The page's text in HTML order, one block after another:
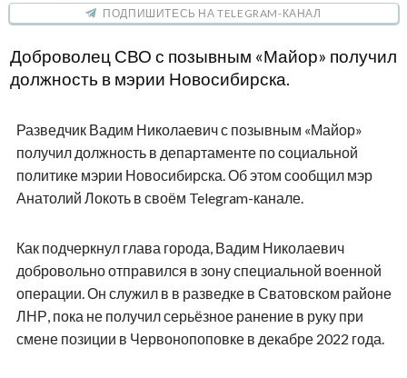
ПОДПИШИТЕСЬ НА TELEGRAM-КАНАЛ
Доброволец СВО с позывным «Майор» получил
должность в мэрии Новосибирска.
Разведчик Вадим Николаевич с позывным «Майор»
получил должность в департаменте по социальной
политике мэрии Новосибирска. Об этом сообщил мэр
Анатолий Локоть в своём Telegram-канале.
Как подчеркнул глава города, Вадим Николаевич
добровольно отправился в зону специальной военной
операции. Он служил в в разведке в Сватовском районе
ЛНР, пока не получил серьёзное ранение в руку при
смене позиции в Червонопоповке в декабре 2022 года.